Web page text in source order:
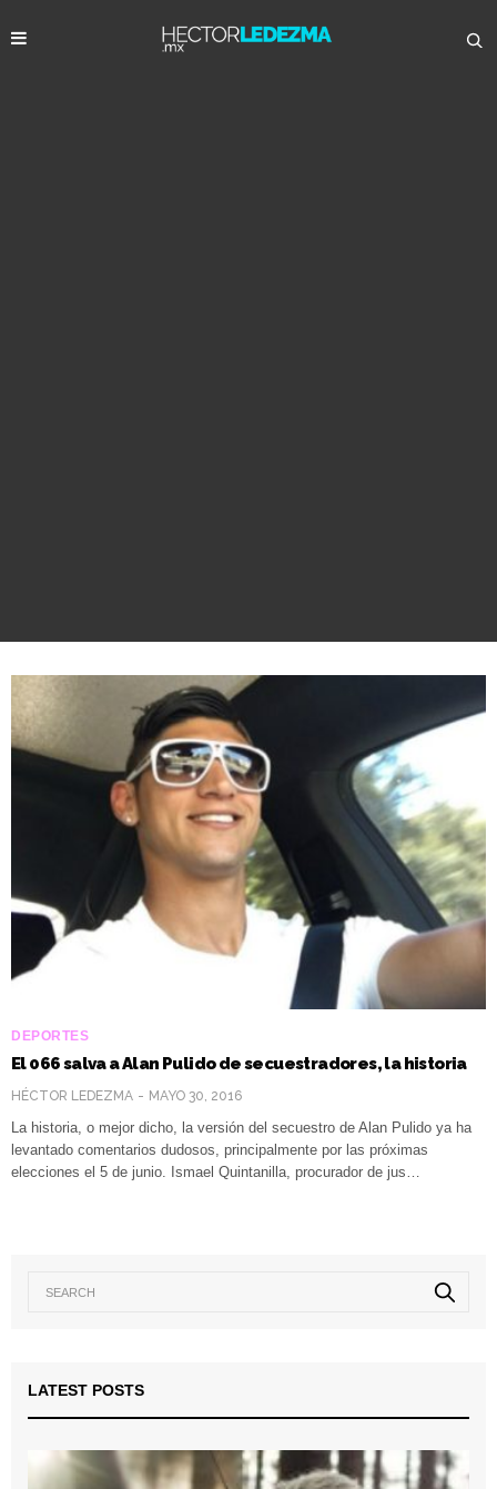
DEPORTES
El 066 salva a Alan Pulido de secuestradores, la historia
HÉCTOR LEDEZMA MAYO 30, 2016
La historia, o mejor dicho, la versión del secuestro de Alan Pulido ya ha
levantado comentarios dudosos, principalmente por las próximas
elecciones el 5 de junio. Ismael Quintanilla, procurador de jus…
LATEST POSTS